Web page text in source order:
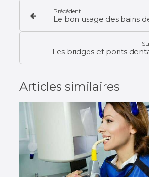
Précédent
Les bridges et ponts
Articles similaires